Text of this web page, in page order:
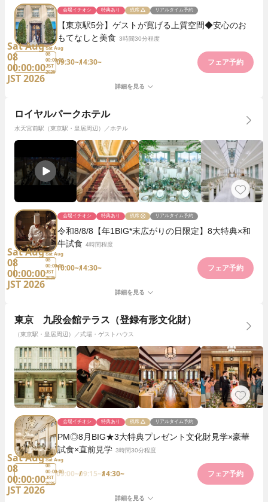
会場イチオシ 特典あり 残席 リアルタイム予約
【東京駅5分】ゲストが寛げる上質空間◆安心のお
もてなしと美食 3時間30分程度
Sat Aug
08
00:00:00
JST 2026
Sat Aug
08
00:00:00
JST
2026
09:30~14:30~ フェア予約
詳細を見る
ロイヤルパークホテル
水天宮前駅（東京駅・皇居周辺）／ホテル
会場イチオシ 特典あり 残席 リアルタイム予約
令和8/8/8【年1BIG*末広がりの日限定】8大特典×和
牛試食 4時間程度
Sat Aug
08
00:00:00
JST 2026
Sat Aug
08
00:00:00
JST
2026
10:00~14:30~ フェア予約
詳細を見る
東京 九段会館テラス（登録有形文化財）
（東京駅・皇居周辺）／式場・ゲストハウス
会場イチオシ 特典あり 残席 リアルタイム予約
PM◎8月BIG★3大特典プレゼント文化財見学×豪華
試食×直前見学 3時間30分程度
Sat Aug
08
00:00:00
JST 2026
Sat Aug
08
00:00:00
JST
2026
09:00~09:15~14:30~ フェア予約
詳細を見る